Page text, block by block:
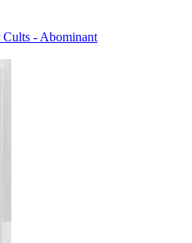
Cults - Abominant